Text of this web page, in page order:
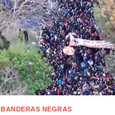
BANDERAS NEGRAS